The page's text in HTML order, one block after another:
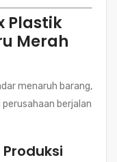
Plastik
Merah
menaruh barang,
berjalan